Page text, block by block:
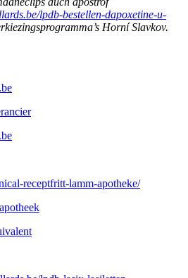
lpdb-bestellen-dapoxetine-u-
Horní Slavkov.
receptfritt-lamm-apotheke/